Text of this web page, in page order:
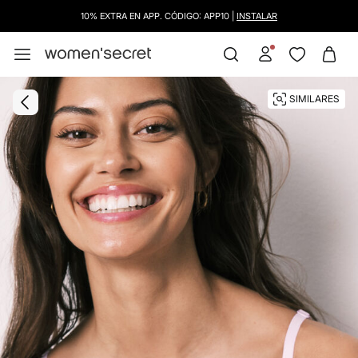
10% EXTRA EN APP. CÓDIGO: APP10 | INSTALAR
SIMILARES